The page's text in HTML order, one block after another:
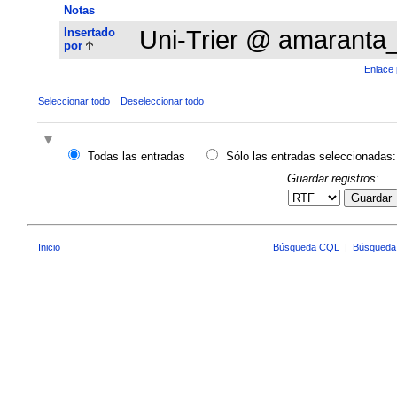
Notas
Insertado
por
Uni-Trier @
Enlace
Seleccionar todo Deseleccionar todo
Todas las entradas
Sólo las entradas seleccionadas:
Guardar registros:
Guardar
Inicio Búsqueda CQL